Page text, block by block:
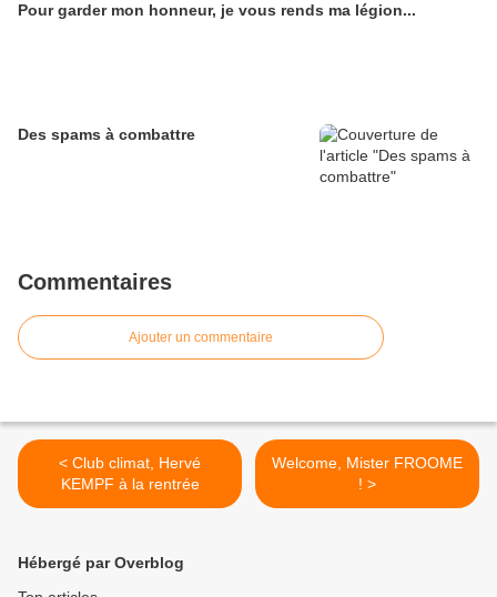
Pour garder mon honneur, je vous rends ma légion...
Des spams à combattre
Commentaires
Ajouter un commentaire
< Club climat, Hervé
KEMPF à la rentrée
Welcome, Mister FROOME
! >
Hébergé par Overblog